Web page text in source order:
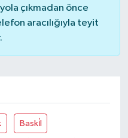
çıkmadan önce
aracılığıyla teyit
Baski̇l